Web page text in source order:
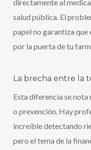
directamente al
salud pública. El
papel no garantiza
por la puerta de tu
La brecha entre la
Esta diferencia se nota
o prevención. Hay
increíble detectando
pero el tema de la